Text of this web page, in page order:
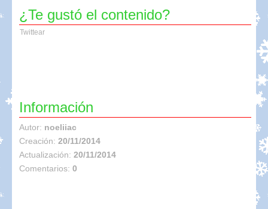
¿Te gustó el contenido?
Twittear
Información
Autor: noeliiac
Creación: 20/11/2014
Actualización: 20/11/2014
Comentarios: 0